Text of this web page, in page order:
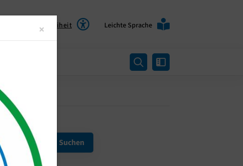
Barrierefreiheit Leichte Sprache
× Close